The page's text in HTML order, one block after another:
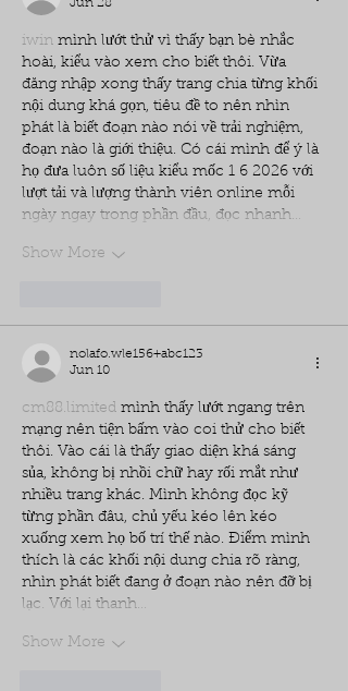
Jun 28
iwin mình lướt thử vì thấy bạn bè nhắc
hoài, kiểu vào xem cho biết thôi. Vừa
đăng nhập xong thấy trang chia từng khối
nội dung khá gọn, tiêu đề to nên nhìn
phát là biết đoạn nào nói về trải nghiệm,
đoạn nào là giới thiệu. Có cái mình để ý là
họ đưa luôn số liệu kiểu mốc 1 6 2026 với
lượt tải và lượng thành viên online mỗi
ngày ngay trong phần đầu, đọc nhanh…
Show More
nolafo.wle156+abc123
Jun 10
cm88.limited mình thấy lướt ngang trên
mạng nên tiện bấm vào coi thử cho biết
thôi. Vào cái là thấy giao diện khá sáng
sủa, không bị nhồi chữ hay rối mắt như
nhiều trang khác. Mình không đọc kỹ
từng phần đâu, chủ yếu kéo lên kéo
xuống xem họ bố trí thế nào. Điểm mình
thích là các khối nội dung chia rõ ràng,
nhìn phát biết đang ở đoạn nào nên đỡ bị
lạc. Với lại thanh…
Show More